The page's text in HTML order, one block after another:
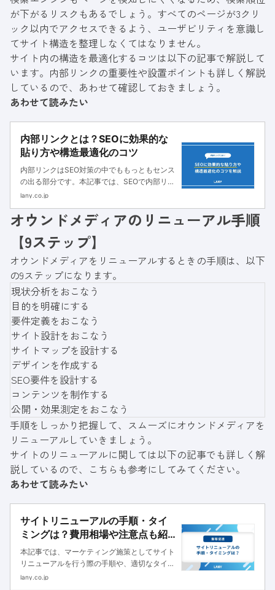
が下がるリスクもあるでしょう。すべてのページが3クリ
ック以内でアクセスできるよう、ユーザビリティを意識し
てサイト構造を整理しなくてはなりません。
サイト内の構造を最適化するコツは以下の記事で解説して
います。内部リンクの重要性や設置ポイントも詳しく解説
しているので、あわせて確認しておきましょう。
あわせて読みたい
内部リンクとは？SEOに効果的な
貼り方や構造最適化のコツ
内部リンクはSEO対策の中でももっともセンス
の出る部分です。本記事では、SEOで内部リン
クが重要な理由や効果的な貼り方に加え、
ます。
lany.co.jp
オウンドメディアのリニューアル手順
【9ステップ】
オウンドメディアをリニューアルするときの手順は、以下
の9ステップになります。
現状分析をおこなう
目的を明確にする
要件定義をおこなう
サイト設計をおこなう
サイトマップを設計する
デザインを作成する
SEO要件を設計する
コンテンツを制作する
公開・効果測定をおこなう
手順をしっかり把握して、スムーズにオウンドメディアを
リニューアルしていきましょう。
サイトのリニューアルに関しては以下の記事でも詳しく解
説しているので、こちらも参考にしてみてください。
あわせて読みたい
サイトリニューアルの手順・タイ
ミングは？費用相場や注意点も紹
介
本記事では、マーケティング施策としてサイト
リニューアルを行う際の手順や、適切なタイミ
ングについて解説します。費用相場や注意点も
lany.co.jp